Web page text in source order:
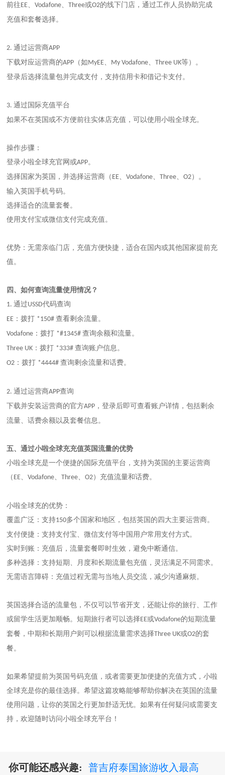
前往EE、Vodafone、Three或O2的线下门店，通过工作人员协助完成
充值和套餐选择。
2.通过运营商APP
下载对应运营商的APP （如MyEE、 My Vodafone、Three UK等）。
登录后选择流量包并完成支付，支持信用卡和借记卡支付。
3.通过国际充值平台
如果不在英国或不方便前往实体店充值，可以使用小啦全球充。
操作步骤：
登录小啦全球充官网或APP。
选择国家为英国，并选择运营商（ EE、Vodafone、Three、O2）。
输入英国手机号码。
选择适合的流量套餐。
使用支付宝或微信支付完成充值。
优势：无需亲临门店，充值方便快捷，适合在国内或其他国家提前充
值。
四、如何查询流量使用情况？
1.通过USSD代码查询
EE ：拨打 *150#查看剩余流量。
Vodafone ：拨打 *#1345#查询余额和流量。
Three UK ：拨打 *333#查询账户信息。
O2 ：拨打 *4444#查询剩余流量和话费。
2.通过运营商APP查询
下载并安装运营商的官方APP ，登录后即可查看账户详情，包括剩余
流量、话费余额以及套餐信息。
五、通过小啦全球充充值英国流量的优势
小啦全球充是一个便捷的国际充值平台，支持为英国的主要运营商
（ EE、Vodafone、Three、O2）充值流量和话费。
小啦全球充的优势：
覆盖广泛：支持150多个国家和地区，包括英国的四大主要运营商。
支付便捷：支持支付宝、微信支付等中国用户常用支付方式。
实时到账：充值后，流量套餐即时生效，避免中断通信。
多种选择：支持短期、月度和长期流量包充值，灵活满足不同需求。
无需语言障碍：充值过程无需与当地人员交流，减少沟通麻烦。
英国选择合适的流量包，不仅可以节省开支，还能让你的旅行、工作
或留学生活更加顺畅。短期旅行者可以选择EE或Vodafone的短期流量
套餐，中期和长期用户则可以根据流量需求选择Three UK或O2的套
餐。
如果希望提前为英国号码充值，或者需要更加便捷的充值方式，小啦
全球充是你的最佳选择。希望这篇攻略能够帮助你解决在英国的流量
使用问题，让你的英国之行更加舒适无忧。如果有任何疑问或需要支
持，欢迎随时访问小啦全球充平台！
你可能还感兴趣:
普吉府泰国旅游收入最高